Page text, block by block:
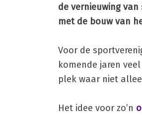
de vernieuwing
met de bouw van
Voor de
komende jaren
plek waar niet
Het idee voor zo’n